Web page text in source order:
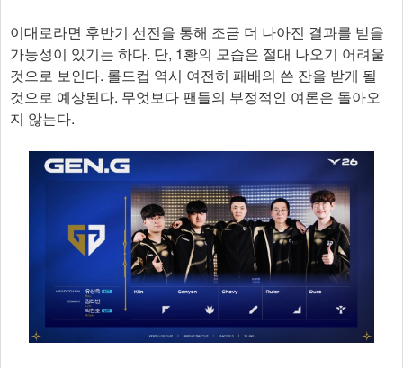
이대로라면 후반기 선전을 통해 조금 더 나아진 결과를 받을
가능성이 있기는 하다. 단, 1황의 모습은 절대 나오기 어려울
것으로 보인다. 롤드컵 역시 여전히 패배의 쓴 잔을 받게 될
것으로 예상된다. 무엇보다 팬들의 부정적인 여론은 돌아오
지 않는다.